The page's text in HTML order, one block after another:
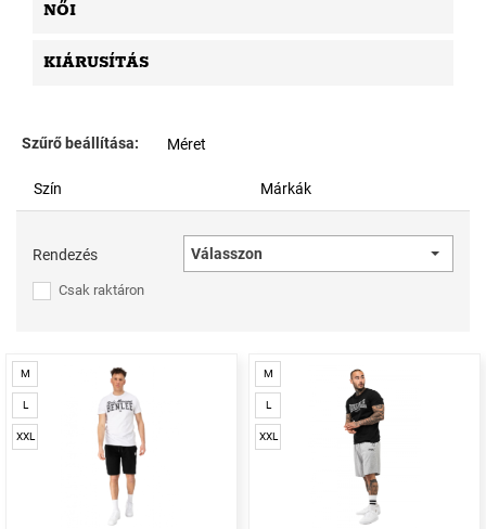
NŐI
KIÁRUSÍTÁS
Szűrő beállítása: Méret
Szín Márkák
Rendezés Válasszon
Csak raktáron
M
L
XXL
M
L
XXL